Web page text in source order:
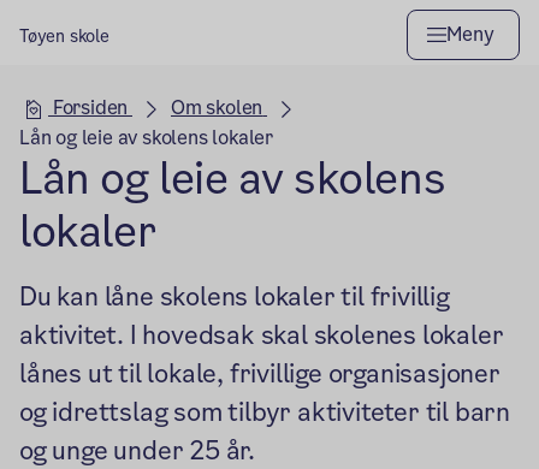
Tøyen skole Meny
Hovedseksjon
Forsiden
Om skolen
Lån og leie av skolens lokaler
Lån og leie av skolens
lokaler
Du kan låne skolens lokaler til frivillig
aktivitet. I hovedsak skal skolenes lokaler
lånes ut til lokale, frivillige organisasjoner
og idrettslag som tilbyr aktiviteter til barn
og unge under 25 år.